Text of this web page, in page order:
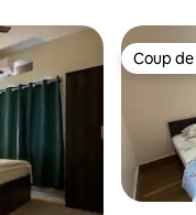
Coup
Coup